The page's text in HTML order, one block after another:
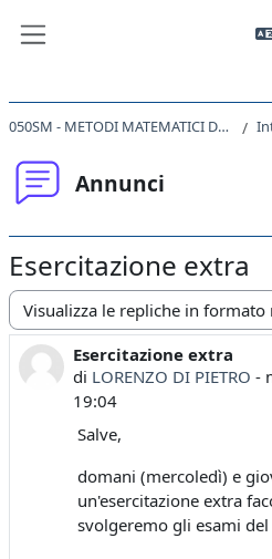
050SM - METODI MATEMATICI DELLA FISICA 2022
Annunci
Esercitazione extra
Modalità visualizzazione
Esercitazione extra
di LORENZO DI PIETRO -
19:04
Numero di risposte: 0
Salve,
domani (mercoledì) e
un'esercitazione extra
svolgeremo gli esami